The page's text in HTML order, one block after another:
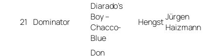
21 Dominator
Diarado’s
Boy –
Chacco-
Blue
Hengst Jürgen
Haizmann
Don